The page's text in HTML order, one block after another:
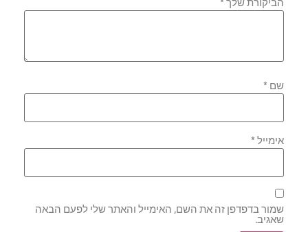
שם*
אימייל*
שמור בדפדפן זה את השם, האימייל והאתר שלי לפעם הבאה
שאגיב.